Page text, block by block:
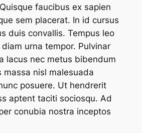
faucibus ex sapien
sem placerat. In id cursus
duis convallis. Tempus leo
urna tempor. Pulvinar
lacus nec metus bibendum
massa nisl malesuada
posuere. Ut hendrerit
aptent taciti sociosqu. Ad
conubia nostra inceptos